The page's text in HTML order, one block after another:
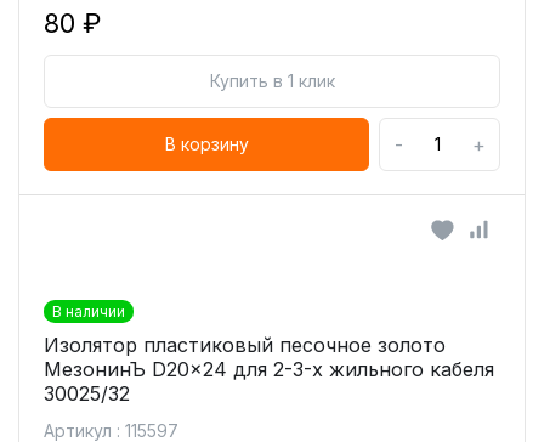
80 ₽
Купить в 1 клик
В корзину - +
В наличии
Изолятор пластиковый песочное золото
МезонинЪ D20x24 для 2-3-х жильного кабеля
30025/32
Артикул : 115597